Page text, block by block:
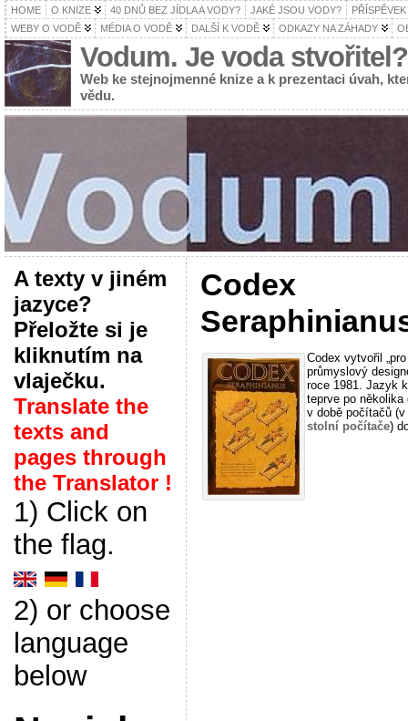
HOME O KNIZE 40 DNŮ BEZ JÍDLA A VODY? JAKÉ JSOU VODY?
WEBY O VODĚ
MÉDIA O VODĚ DALŠÍ K VODĚ ODKAZY NA ZÁHADY
Vodum. Je voda stvořitel?
Web ke stejnojmenné knize a k prezentaci úvah,
vědu.
A texty v jiném
jazyce?
Přeložte si je
kliknutím na
vlaječku.
Translate the
texts and
pages through
the Translator !
1) Click on
the flag.
2) or choose
language
below
Codex
Codex vytvořil
průmyslový
roce 1981. Jazyk
teprve po
v době počítačů
stolní počítače)